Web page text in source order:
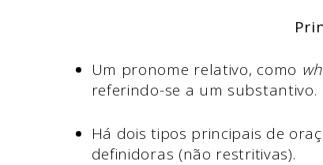
Um pronome relativo, como
referindo-se a um substantivo.
Há dois tipos principais de
definidoras (não restritivas).